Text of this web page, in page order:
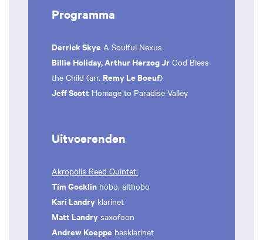
Programma
Derrick Skye A Soulful Nexus
Billie Holiday, Arthur Herzog Jr God Bless
the Child (arr. Remy Le Boeuf)
Jeff Scott Homage to Paradise Valley
Uitvoerenden
Akropolis Reed Quintet:
Tim Gocklin hobo, althobo
Kari Landry klarinet
Matt Landry saxofoon
Andrew Koeppe basklarinet